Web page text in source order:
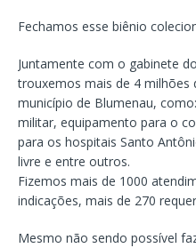
Fechamos esse biênio
Juntamente com o gabinete
trouxemos mais de 4 milhões
município de Blumenau,
militar, equipamento para o
para os hospitais Santo
livre e entre outros.
Fizemos mais de 1000
indicações, mais de 270
Mesmo não sendo possível